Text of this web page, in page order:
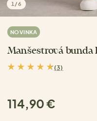
1 /6
NOVINKA
Manšestrová bunda
(3)
114,90 €